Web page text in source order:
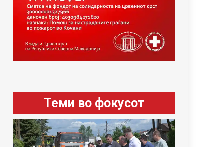
Теми во фокусот